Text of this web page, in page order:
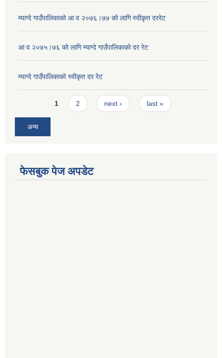
म्याग्दे गाउँपालिकाको आ व २०७६।७७ को लागि स्वीकृत दररेट
आ व २०७५।७६ काे लागि म्याग्दे गाउँपालिकाकाे दर रेट
म्याग्दे गाउँपालिकाकाे स्वीकृत दर रेट
Pages1 2 next › last »
अन्य
फेसबुक पेज अपडेट